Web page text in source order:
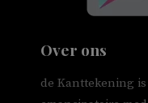
Over ons
de Kanttekening